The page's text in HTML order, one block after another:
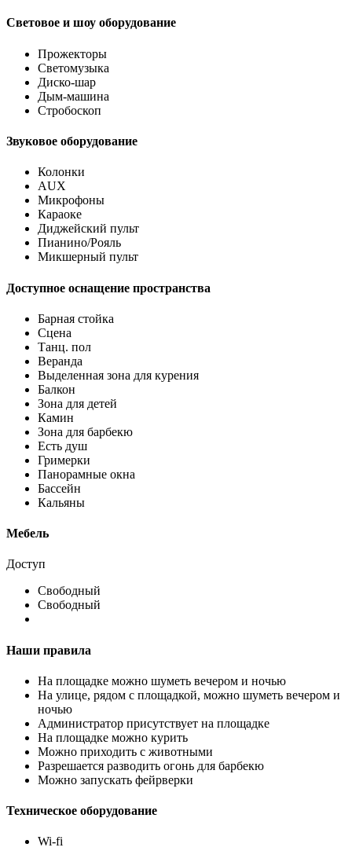
Световое и шоу оборудование
Прожекторы
Светомузыка
Диско-шар
Дым-машина
Стробоскоп
Звуковое оборудование
Колонки
AUX
Микрофоны
Караоке
Диджейский пульт
Пианино/Рояль
Микшерный пульт
Доступное оснащение пространства
Барная стойка
Сцена
Танц. пол
Веранда
Выделенная зона для курения
Балкон
Зона для детей
Камин
Зона для барбекю
Есть душ
Гримерки
Панорамные окна
Бассейн
Кальяны
Мебель
Доступ
Свободный
Свободный
Наши правила
На площадке можно шуметь вечером и ночью
На улице, рядом с площадкой, можно шуметь вечером и
ночью
Администратор присутствует на площадке
На площадке можно курить
Можно приходить с животными
Разрешается разводить огонь для барбекю
Можно запускать фейрверки
Техническое оборудование
Wi-fi